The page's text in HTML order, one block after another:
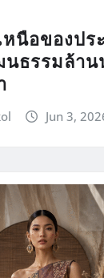
นือของปร
ธรรมล้าน
Jun 3,